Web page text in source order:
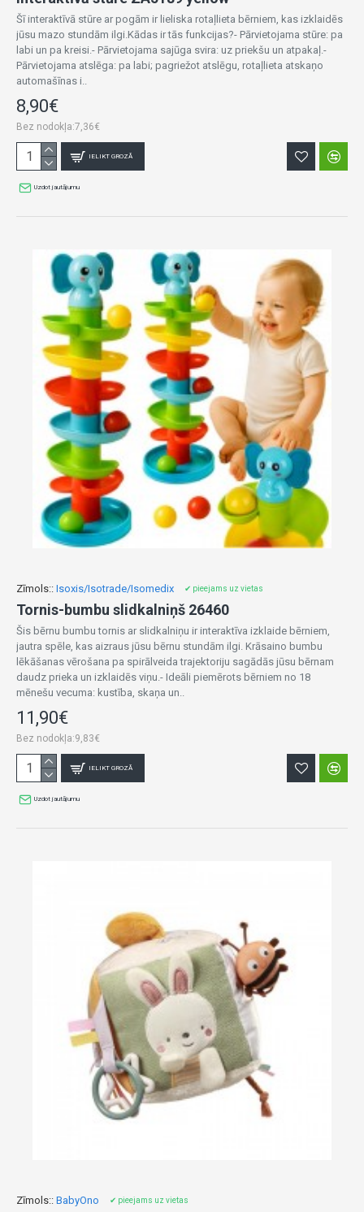
Šī interaktīvā stūre ar pogām ir lieliska rotaļlieta bērniem, kas izklaidēs
jūsu mazo stundām ilgi.Kādas ir tās funkcijas?- Pārvietojama stūre: pa
labi un pa kreisi.- Pārvietojama sajūga svira: uz priekšu un atpakaļ.-
Pārvietojama atslēga: pa labi; pagriežot atslēgu, rotaļlieta atskaņo
automašīnas i..
8,90€
Bez nodokļa:7,36€
IELIKT GROZĀ
Uzdot jautājumu
Zīmols:: Isoxis/Isotrade/Isomedix ✔ pieejams uz vietas
Tornis-bumbu slidkalniņš 26460
Šis bērnu bumbu tornis ar slidkalniņu ir interaktīva izklaide bērniem,
jautra spēle, kas aizraus jūsu bērnu stundām ilgi. Krāsaino bumbu
lēkāšanas vērošana pa spirālveida trajektoriju sagādās jūsu bērnam
daudz prieka un izklaidēs viņu.- Ideāli piemērots bērniem no 18
mēnešu vecuma: kustība, skaņa un..
11,90€
Bez nodokļa:9,83€
IELIKT GROZĀ
Uzdot jautājumu
Zīmols:: BabyOno ✔ pieejams uz vietas